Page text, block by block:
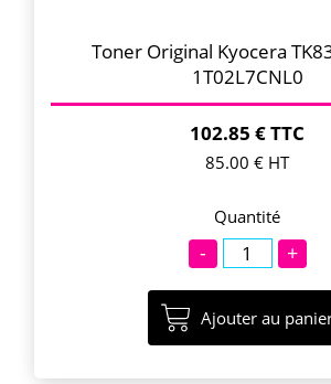
Toner Original Kyocera
1T02L7CNL0
102.85 € TTC
85.00 € HT
Quantité
- +
Ajouter au